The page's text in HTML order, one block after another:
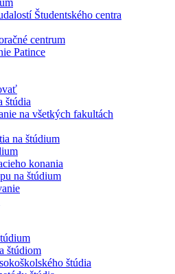
Študentského centra
centrum
Patince
štúdia
na všetkých fakultách
na štúdium
konania
na štúdium
štúdiom
štúdia